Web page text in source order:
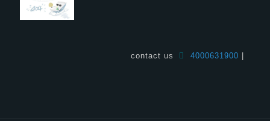
contact us 4000631900